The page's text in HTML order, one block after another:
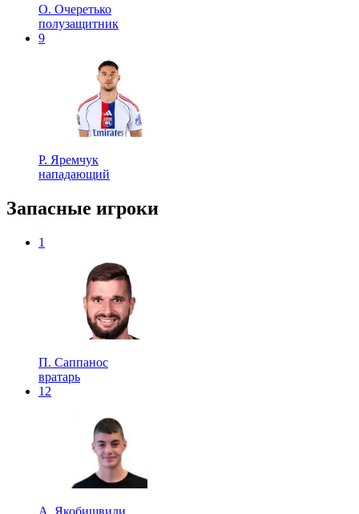
О. Очеретько
полузащитник
9
Р. Яремчук
нападающий
Запасные игроки
1
П. Саппанос
вратарь
12
А. Якобишвили